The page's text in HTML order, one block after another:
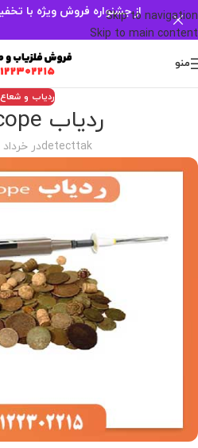
Skip to navigation
Skip to main content
از جشنواره فروش ویژه با
منو
ردیاب و
ردیاب Fieldscope
detecttakدر خرداد 19, 1403